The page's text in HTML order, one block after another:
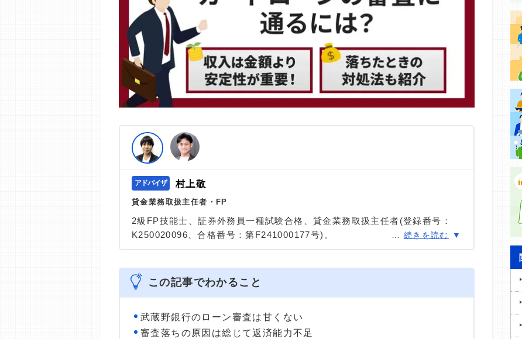
村上敬
貸金業務取扱主任者・FP
2級FP技能士、証券外務員一種試験合格、貸金業務取扱主任者(登録番号：
K250020096、合格番号：第F241000177号)。
は計2000本以上。ローン利用者へのインタビューなども多数実施し、専門知
識と事実に基づいた信頼性の高い情報発信を心がけている。
… 続きを読む
この記事でわかること
武蔵野銀行のローン審査は甘くない
審査落ちの原因は総じて返済能力不足